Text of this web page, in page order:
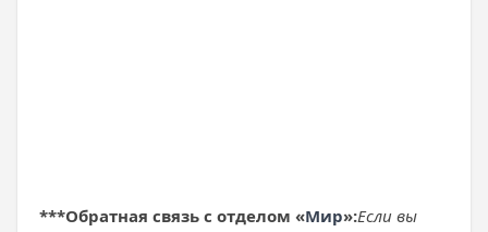
***Обратная связь с отделом «Мир»:Если вы